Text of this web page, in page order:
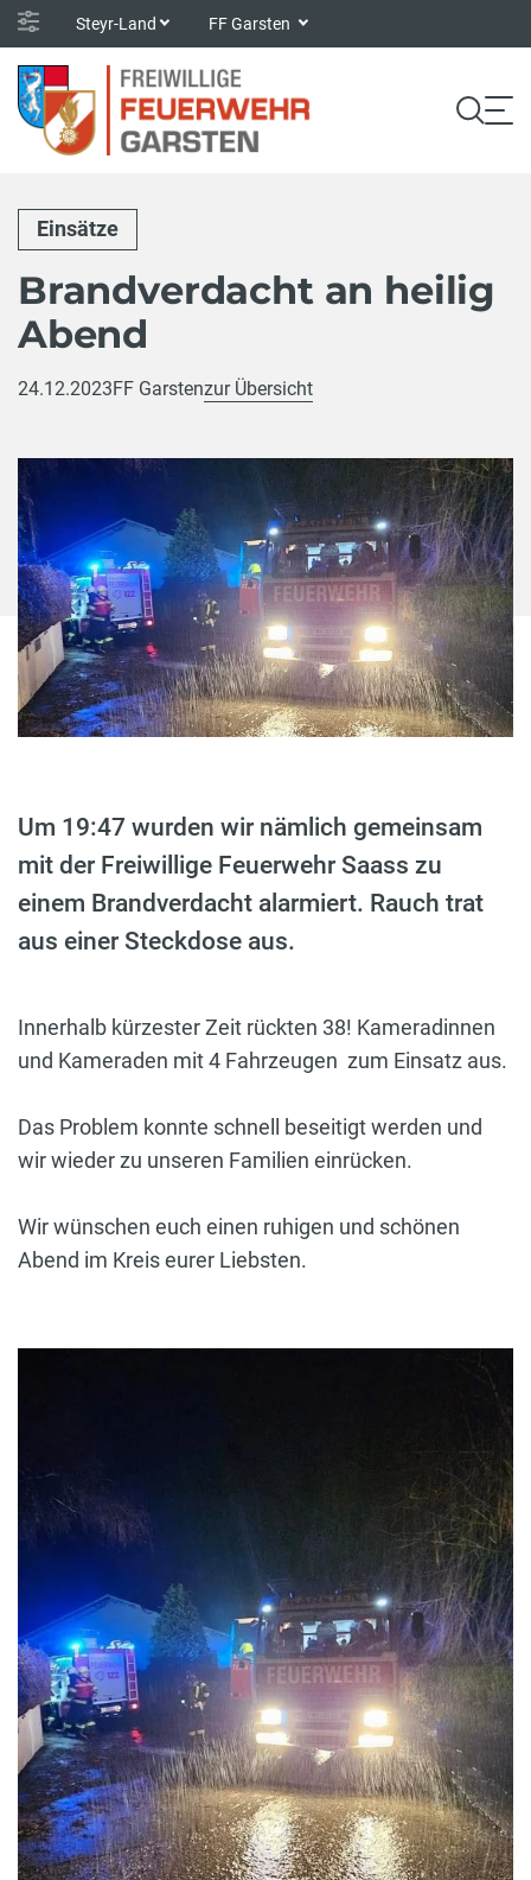
Steyr-Land FF Garsten
Einsätze
Brandverdacht an heilig
Abend
24.12.2023FF Garstenzur Übersicht
Um 19:47 wurden wir nämlich gemeinsam
mit der Freiwillige Feuerwehr Saass zu
einem Brandverdacht alarmiert. Rauch trat
aus einer Steckdose aus.
Innerhalb kürzester Zeit rückten 38! Kameradinnen
und Kameraden mit 4 Fahrzeugen zum Einsatz aus.
Das Problem konnte schnell beseitigt werden und
wir wieder zu unseren Familien einrücken.
Wir wünschen euch einen ruhigen und schönen
Abend im Kreis eurer Liebsten.